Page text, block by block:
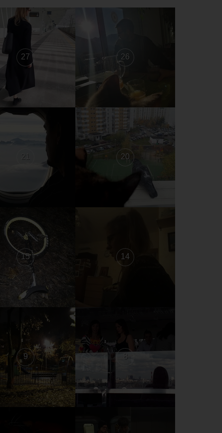
27 26
21 20
15 14
9 8